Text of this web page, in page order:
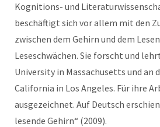
Kognitions- und
beschäftigt sich vor allem mit den
zwischen dem Gehirn und dem
Leseschwächen. Sie forscht und
University in Massachusetts und an
California in Los Angeles. Für ihre
ausgezeichnet. Auf Deutsch
lesende Gehirn“ (2009).